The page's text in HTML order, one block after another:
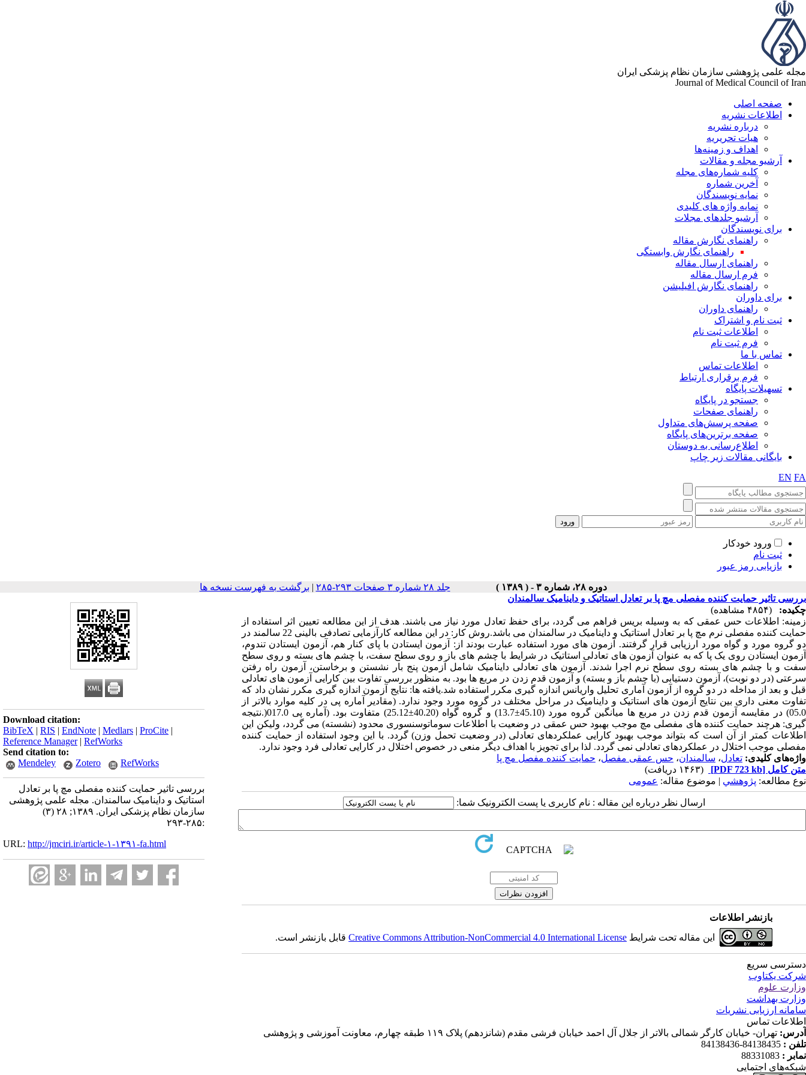
مجله علمی پژوهشی سازمان نظام پزشکی ایران
Journal of Medical Council of Iran
صفحه اصلی
اطلاعات نشریه
درباره نشریه
هیات تحریریه
اهداف و زمینه‌ها
آرشیو مجله و مقالات
کلیه شماره‌های مجله
آخرین شماره
نمایه نویسندگان
نمایه واژه های کلیدی
آرشیو جلدهای مجلات
برای نویسندگان
راهنمای نگارش مقاله
راهنمای نگارش وابستگی
راهنمای ارسال مقاله
فرم ارسال مقاله
راهنمای نگارش افیلیشن
برای داوران
راهنمای داوران
ثبت نام و اشتراک
اطلاعات ثبت نام
فرم ثبت نام
تماس با ما
اطلاعات تماس
فرم برقراری ارتباط
تسهیلات پایگاه
جستجو در پایگاه
راهنمای صفحات
صفحه پرسش‌های متداول
صفحه برترین‌های پایگاه
اطلاع‌رسانی به دوستان
بایگانی مقالات زیر چاپ
EN FA
ورود خودکار
ثبت نام
بازیابی رمز عبور
دوره ۲۸، شماره ۳ - ( ۱۳۸۹ ) جلد ۲۸ شماره ۳ صفحات ۲۹۳-۲۸۵ | برگشت به فهرست نسخه ها
Download citation:
BibTeX | RIS | EndNote | Medlars | ProCite |
Reference Manager| RefWorks
Send citation to:
Mendeley
Zotero RefWorks
بررسی تاثیر حمایت کننده مفصلی مچ پا بر تعادل
استاتیک و داینامیک سالمندان. مجله علمی پژوهشی
سازمان نظام پزشکی ایران. ۱۳۸۹; ۲۸ (۳)
:۲۸۵-۲۹۳
URL: http://jmciri.ir/article-۱-۱۳۹۱-fa.html
بررسی تاثیر حمایت کننده مفصلی مچ پا بر تعادل استاتیک و داینامیک سالمندان
چکیده:
(۴۸۵۴ مشاهده)
زمینه: اطلاعات حس عمقی که به وسیله بریس فراهم می گردد، برای حفظ تعادل مورد نیاز می باشند. هدف از این مطالعه تعیین اثر استفاده از
حمایت کننده مفصلی نرم مچ پا بر تعادل استاتیک و داینامیک در سالمندان می باشد.روش کار: در این مطالعه کارآزمایی تصادفی بالینی 22 سالمند در
دو گروه مورد و گواه مورد ارزیابی قرار گرفتند. آزمون های مورد استفاده عبارت بودند از: آزمون ایستادن با پای کنار هم، آزمون ایستادن تندوم،
آزمون ایستادن روی یک پا که به عنوان آزمون های تعادلی استاتیک در شرایط با چشم های باز و روی سطح سفت، با چشم های بسته و روی سطح
سفت و با چشم های بسته روی سطح نرم اجرا شدند. آزمون های تعادلی داینامیک شامل آزمون پنج بار نشستن و برخاستن، آزمون راه رفتن
سرعتی (در دو نوبت)، آزمون دستیابی (با چشم باز و بسته) و آزمون قدم زدن در مربع ها بود. به منظور بررسی تفاوت بین کارایی آزمون های تعادلی
قبل و بعد از مداخله در دو گروه از آزمون آماری تحلیل واریانس اندازه گیری مکرر استفاده شد.یافته ها: نتایج آزمون اندازه گیری مکرر نشان داد که
تفاوت معنی داری بین نتایج آزمون های استاتیک و داینامیک در مراحل مختلف در گروه مورد وجود ندارد. (مقادیر آماره پی در کلیه موارد بالاتر از
05.0) در مقایسه آزمون قدم زدن در مربع ها میانگین گروه مورد (45.10±13.7) و گروه گواه (40.20±25.12) متفاوت بود. (آماره پی 017.0(.نتیجه
گیری: هرچند حمایت کننده های مفصلی مچ موجب بهبود حس عمقی در وضعیت با اطلاعات سوماتوسنسوری محدود (نشسته) می گردد، ولیکن این
اطلاعات کمتر از آن است که بتواند موجب بهبود کارایی عملکردهای تعادلی (در وضعیت تحمل وزن) گردد. با این وجود استفاده از حمایت کننده
مفصلی موجب اختلال در عملکردهای تعادلی نمی گردد. لذا برای تجویز با اهداف دیگر منعی در خصوص اختلال در کارایی تعادلی فرد وجود ندارد.
واژه‌های کلیدی: تعادل، سالمندان، حس عمقی مفصل، حمایت کننده مفصل مچ پا
متن کامل [PDF 723 kb]
(۱۴۶۳ دریافت)
نوع مطالعه: پژوهشي | موضوع مقاله: عمومى
ارسال نظر درباره این مقاله : نام کاربری یا پست الکترونیک شما:
بازنشر اطلاعات
این مقاله تحت شرایط Creative Commons Attribution-NonCommercial 4.0 International Licenseقابل بازنشر است.
دسترسی سریع
شرکت یکتاوب
وزارت علوم
وزارت بهداشت
سامانه ارزیابی نشریات
اطلاعات تماس
آدرس: تهران- خیابان کارگر شمالی بالاتر از جلال آل احمد خیابان فرشی مقدم (شانزدهم) پلاک ۱۱۹ طبقه چهارم، معاونت آموزشی و پژوهشی
تلفن : 84138435-84138436
نمابر : 88331083
شبکه‌های اجتمایی